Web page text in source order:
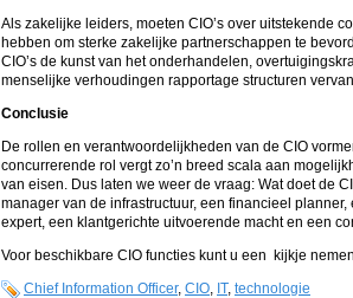
Als zakelijke leiders, moeten CIO’s over uitstekende
hebben om sterke zakelijke partnerschappen te
CIO’s de kunst van het onderhandelen,
menselijke verhoudingen rapportage structuren
Conclusie
De rollen en verantwoordelijkheden van de CIO
concurrerende rol vergt zo’n breed scala aan
van eisen. Dus laten we weer de vraag: Wat doet de
manager van de infrastructuur, een financieel
expert, een klantgerichte uitvoerende macht en een
Voor beschikbare CIO functies kunt u een kijkje
Chief Information Officer, CIO, IT, technologie